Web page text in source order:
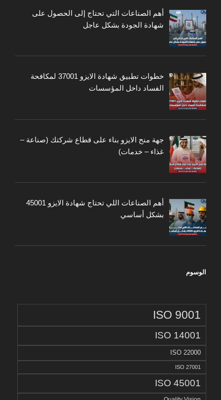
أهم الصناعات التي تحتاج إلى الحصول على
شهادة الجودة بشكل عاجل
خطوات تطبيق شهادة الايزو 37001 لمكافحة
الفساد داخل المؤسسات
جهة منح الايزو بناء على قطاع شركتك (صناعة –
غذاء – خدمات)
أهم الصناعات اللي تحتاج شهادة الايزو 45001
بشكل أساسي
الوسوم
ISO 9001
ISO 14001
ISO 22000
ISO 27001
ISO 45001